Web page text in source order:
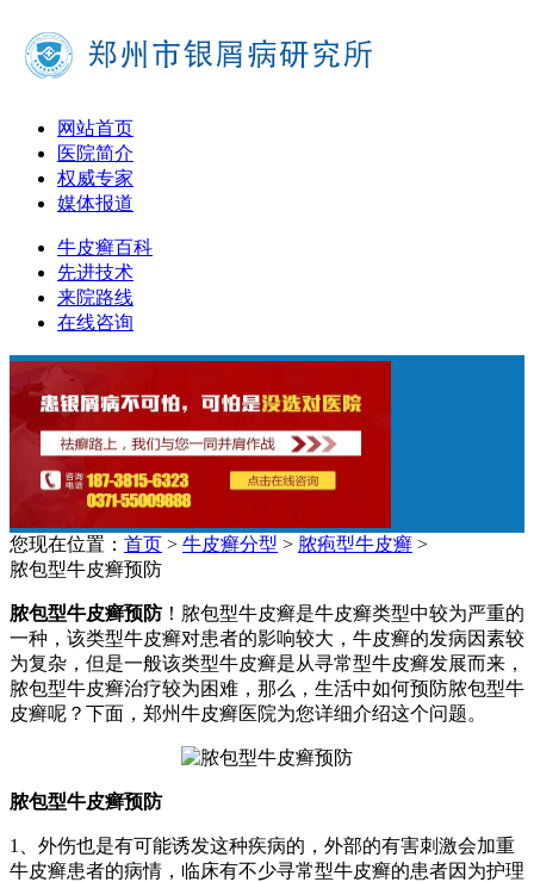
网站首页
医院简介
权威专家
媒体报道
牛皮癣百科
先进技术
来院路线
在线咨询
您现在位置： 首页 > 牛皮癣分型 > 脓疱型牛皮癣 >
脓包型牛皮癣预防
脓包型牛皮癣预防！脓包型牛皮癣是牛皮癣类型中较为严重的
一种，该类型牛皮癣对患者的影响较大，牛皮癣的发病因素较
为复杂，但是一般该类型牛皮癣是从寻常型牛皮癣发展而来，
脓包型牛皮癣治疗较为困难，那么，生活中如何预防脓包型牛
皮癣呢？下面，郑州牛皮癣医院为您详细介绍这个问题。
脓包型牛皮癣预防
1、外伤也是有可能诱发这种疾病的，外部的有害刺激会加重
牛皮癣患者的病情，临床有不少寻常型牛皮癣的患者因为护理